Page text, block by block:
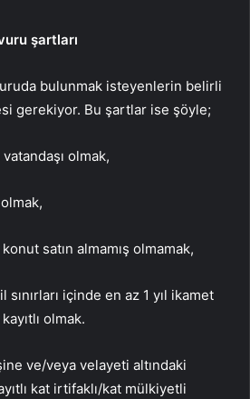
şartları
bulunmak isteyenlerin belirli
gerekiyor. Bu şartlar ise şöyle;
olmak,
satın almamış olmamak,
içinde en az 1 yıl ikamet
olmak.
ve/veya velayeti altındaki
kat irtifaklı/kat mülkiyetli